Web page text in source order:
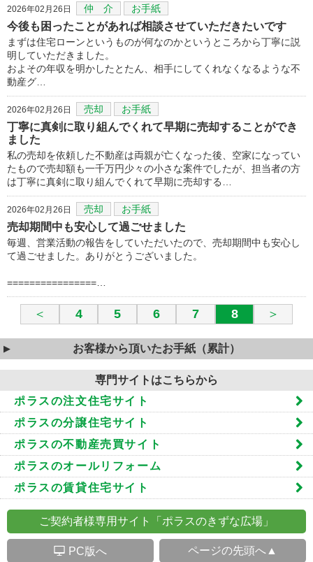
2026年02月26日 仲 介 お手紙
今後も困ったことがあれば相談させていただきたいです
まずは住宅ローンというものが何なのかというところから丁寧に説
明していただきました。
およその年収を明かしたとたん、相手にしてくれなくなるような不
動産グ…
2026年02月26日 売却 お手紙
丁寧に真剣に取り組んでくれて早期に売却することができ
ました
私の売却を依頼した不動産は両親が亡くなった後、空家になってい
たもので売却額も一千万円少々の小さな案件でしたが、担当者の方
は丁寧に真剣に取り組んでくれて早期に売却する…
2026年02月26日 売却 お手紙
売却期間中も安心して過ごせました
毎週、営業活動の報告をしていただいたので、売却期間中も安心し
て過ごせました。ありがとうございました。
================…
＜ 4 5 6 7 8 ＞
お客様から頂いたお手紙（累計）
専門サイトはこちらから
ポラスの注文住宅サイト
ポラスの分譲住宅サイト
ポラスの不動産売買サイト
ポラスのオールリフォーム
ポラスの賃貸住宅サイト
ご契約者様専用サイト「ポラスのきずな広場」
S PC版へ ページの先頭へ▲